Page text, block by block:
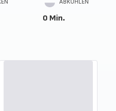
ABKÜHLEN
0 Min.